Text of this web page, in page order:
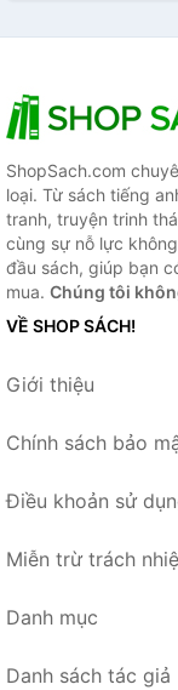
ShopSach.com
loại. Từ sách tiếng
tranh, truyện trinh
cùng sự nỗ lực
đầu sách, giúp bạn
mua. Chúng tôi
VỀ SHOP SÁCH!
Giới thiệu
Chính sách bảo
Điều khoản sử
Miễn trừ trách
Danh mục
Danh sách tác giả